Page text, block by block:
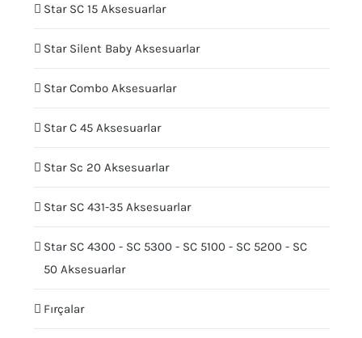
Star SC 15 Aksesuarlar
Star Silent Baby Aksesuarlar
Star Combo Aksesuarlar
Star C 45 Aksesuarlar
Star Sc 20 Aksesuarlar
Star SC 431-35 Aksesuarlar
Star SC 4300 - SC 5300 - SC 5100 - SC 5200 - SC
50 Aksesuarlar
Fırçalar